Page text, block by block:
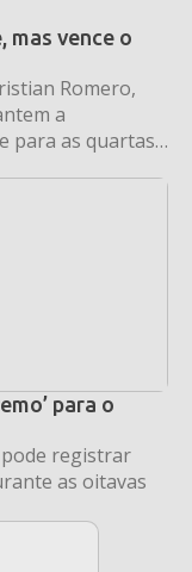
mas vence o
Romero,
a
para as quartas
para o
pode registrar
as oitavas